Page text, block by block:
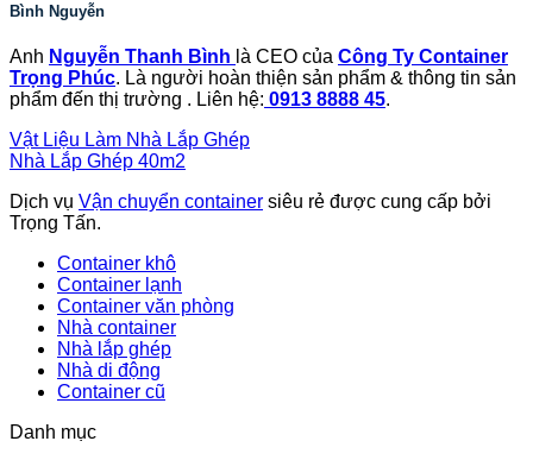
Bình Nguyễn
Anh Nguyễn Thanh Bình là CEO của Công Ty Container
Trọng Phúc. Là người hoàn thiện sản phẩm & thông tin sản
phẩm đến thị trường . Liên hệ: 0913 8888 45.
Vật Liệu Làm Nhà Lắp Ghép
Nhà Lắp Ghép 40m2
Dịch vụ Vận chuyển container siêu rẻ được cung cấp bởi
Trọng Tấn.
Container khô
Container lạnh
Container văn phòng
Nhà container
Nhà lắp ghép
Nhà di động
Container cũ
Danh mục